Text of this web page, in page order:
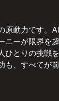
原動力です。
ニーが限界を
ひとりの挑戦
も、すべてが